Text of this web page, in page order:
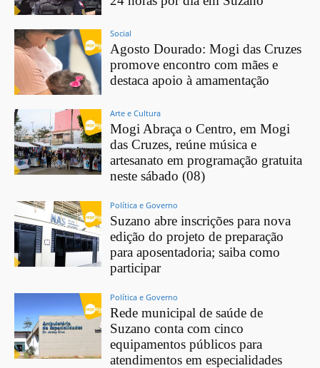
Social
Agosto Dourado: Mogi das Cruzes
promove encontro com mães e
destaca apoio à amamentação
Arte e Cultura
Mogi Abraça o Centro, em Mogi
das Cruzes, reúne música e
artesanato em programação gratuita
neste sábado (08)
Política e Governo
Suzano abre inscrições para nova
edição do projeto de preparação
para aposentadoria; saiba como
participar
Política e Governo
Rede municipal de saúde de
Suzano conta com cinco
equipamentos públicos para
atendimentos em especialidades